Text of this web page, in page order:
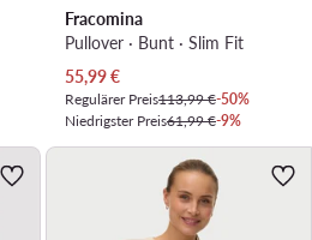
Fracomina
Pullover · Bunt · Slim Fit
Aktueller Preis
55,99€
Regulärer Preis113,99 €-50%
Niedrigster Preis61,99 €-9%